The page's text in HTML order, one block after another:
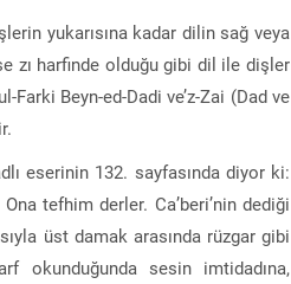
yukarısına kadar dilin sağ veya
zı harfinde olduğu gibi dil ile dişler
Beyn-ed-Dadi ve’z-Zai (Dad ve
eserinin 132. sayfasında diyor ki:
tefhim derler. Ca’beri’nin dediği
üst damak arasında rüzgar gibi
okunduğunda sesin imtidadına,